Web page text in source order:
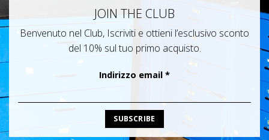
JOIN THE CLUB
Benvenuto nel Club, Iscriviti e ottieni l’esclusivo sconto
del 10% sul tuo primo acquisto.
Indirizzo email *